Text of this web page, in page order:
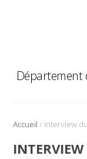
Département
Accueil /